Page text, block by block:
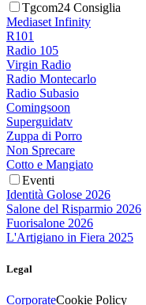
Tgcom24 Consiglia
Mediaset Infinity
R101
Radio 105
Virgin Radio
Radio Montecarlo
Radio Subasio
Comingsoon
Superguidatv
Zuppa di Porro
Non Sprecare
Cotto e Mangiato
Eventi
Identità Golose 2026
Salone del Risparmio 2026
Fuorisalone 2026
L'Artigiano in Fiera 2025
Legal
CorporateCookie Policy